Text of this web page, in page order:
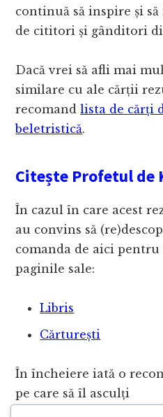
continuă să inspire și
de cititori și gânditori
Dacă vrei să afli mai
similare cu ale cărții
recomandlista de cărți
beletristică.
Citește Profetul de
În cazul în care acest
au convins să
comanda de aici
paginile sale:
Libris
Cărturești
În încheiere iată o
pe care să îl asculți